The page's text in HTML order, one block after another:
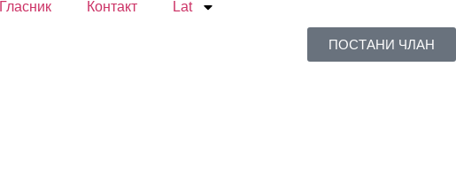
Гласник Контакт Lat
ПОСТАНИ ЧЛАН